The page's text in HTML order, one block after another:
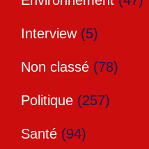
Interview(5)
Non classé (78)
Politique (257)
Santé (94)